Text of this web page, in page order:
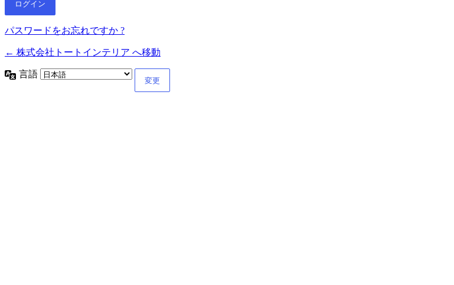
パスワードをお忘れですか ?
← 株式会社トートインテリア へ移動
言語